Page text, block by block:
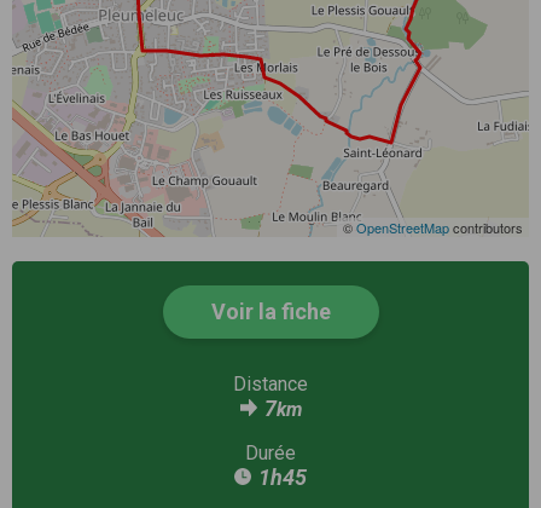
©OpenStreetMapcontributors
Voir la fiche
Distance
7km
Durée
1h45